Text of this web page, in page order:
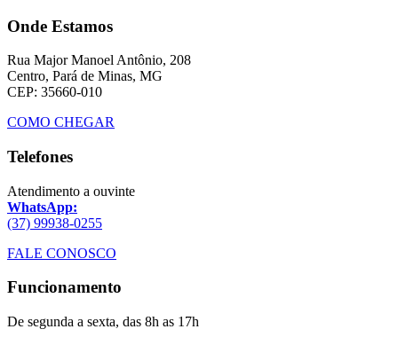
Onde Estamos
Rua Major Manoel Antônio, 208
Centro, Pará de Minas, MG
CEP: 35660-010
COMO CHEGAR
Telefones
Atendimento a ouvinte
WhatsApp:
(37) 99938-0255
FALE CONOSCO
Funcionamento
De segunda a sexta, das 8h as 17h